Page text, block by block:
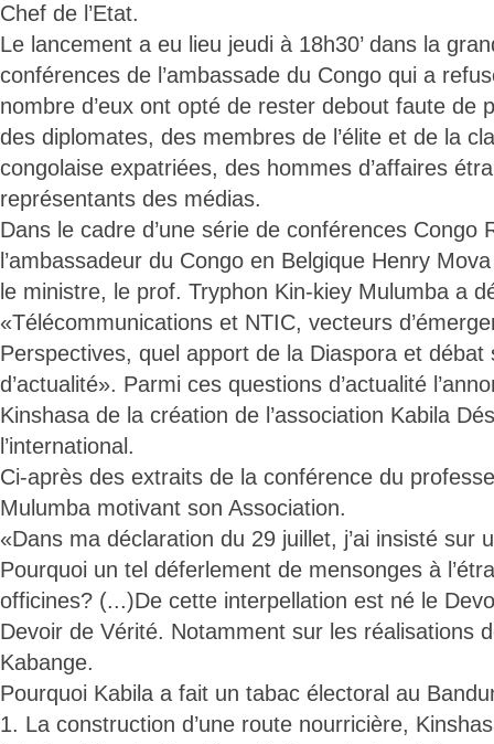
Chef de l’Etat.
Le lancement a eu lieu jeudi à 18h30’ dans la
conférences de l’ambassade du Congo qui a
nombre d’eux ont opté de rester debout faute de
des diplomates, des membres de l’élite et de la
congolaise expatriées, des hommes d’affaires
représentants des médias.
Dans le cadre d’une série de conférences Congo
l’ambassadeur du Congo en Belgique Henry
le ministre, le prof. Tryphon Kin-kiey Mulumba a
«Télécommunications et NTIC, vecteurs
Perspectives, quel apport de la Diaspora et débat
d’actualité». Parmi ces questions d’actualité
Kinshasa de la création de l’association Kabila
l’international.
Ci-après des extraits de la conférence du
Mulumba motivant son Association.
«Dans ma déclaration du 29 juillet, j’ai insisté sur
Pourquoi un tel déferlement de mensonges à
officines? (...)De cette interpellation est né le
Devoir de Vérité. Notamment sur les réalisations
Kabange.
Pourquoi Kabila a fait un tabac électoral au
1. La construction d’une route nourricière,